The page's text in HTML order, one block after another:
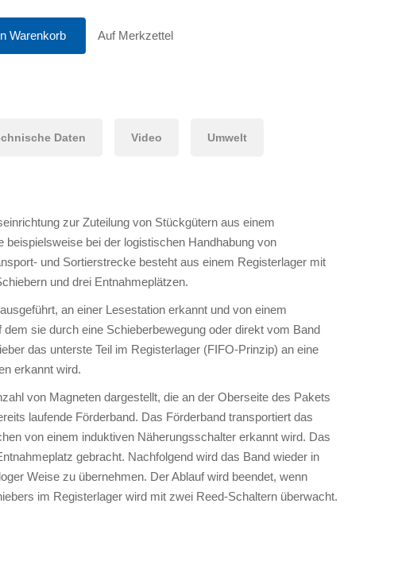
Warenkorb Auf Merkzettel
Daten Video Umwelt
zur Zuteilung von Stückgütern aus einem
bei der logistischen Handhabung von
und Sortierstrecke besteht aus einem Registerlager mit
und drei Entnahmeplätzen.
an einer Lesestation erkannt und von einem
sie durch eine Schieberbewegung oder direkt vom Band
das unterste Teil im Registerlager (FIFO-Prinzip) an eine
erkannt wird.
von Magneten dargestellt, die an der Oberseite des Pakets
laufende Förderband. Das Förderband transportiert das
von einem induktiven Näherungsschalter erkannt wird. Das
gebracht. Nachfolgend wird das Band wieder in
Weise zu übernehmen. Der Ablauf wird beendet, wenn
im Registerlager wird mit zwei Reed-Schaltern überwacht.